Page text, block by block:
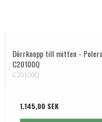
Dörrknopp till mitten -
C20100Q
C20100Q
1.145,00 SEK